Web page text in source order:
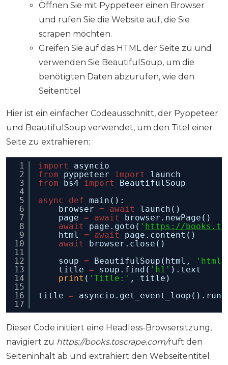
Öffnen Sie mit Pyppeteer einen Browser
und rufen Sie die Website auf, die Sie
scrapen möchten.
Greifen Sie auf das HTML der Seite zu und
verwenden Sie BeautifulSoup, um die
benötigten Daten abzurufen, wie den
Seitentitel
Hier ist ein einfacher Codeausschnitt, der Pyppeteer
und BeautifulSoup verwendet, um den Titel einer
Seite zu extrahieren:
1
2
3
4
5
6
7
8
9
10
11
12
13
14
15
16
17
import
asyncio
from
pyppeteer import
launch
from
bs4 import
BeautifulSoup
async
def main():
browser = await
launch()
page = await
browser.newPage()
await
page.goto( ' https://
html = await
page.content()
await
browser.close()
soup = BeautifulSoup(html,
title = soup.find( 'h1' ).text
print ( 'Title:' , title)
title =
Dieser Code initiiert eine Headless-Browsersitzung,
navigiert zu https://books.toscrape.com/ruft den
Seiteninhalt ab und extrahiert den Webseitentitel